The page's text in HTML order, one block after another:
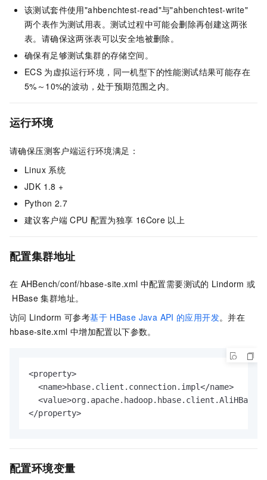
该测试套件使用"ahbenchtest-read"与"ahbenchtest-write"
两个表作为测试用表。测试过程中可能会删除再创建这两张
表。请确保这两张表可以安全地被删除。
确保有足够测试集群的存储空间。
ECS 为虚拟运行环境，同一机型下的性能测试结果可能存在
5%～10%的波动，处于预期范围之内。
运行环境
请确保压测客户端运行环境满足：
Linux 系统
JDK 1.8 +
Python 2.7
建议客户端 CPU 配置为独享 16Core 以上
配置集群地址
在 AHBench/conf/hbase-site.xml 中配置需要测试的 Lindorm 或
HBase 集群地址。
访问 Lindorm 可参考基于 HBase Java API 的应用开发。并在
hbase-site.xml 中增加配置以下参数。
<property>
  <name>hbase.client.connection.impl</name>
</property>
配置环境变量